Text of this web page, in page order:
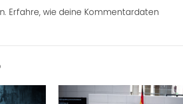
Erfahre, wie deine Kommentardaten